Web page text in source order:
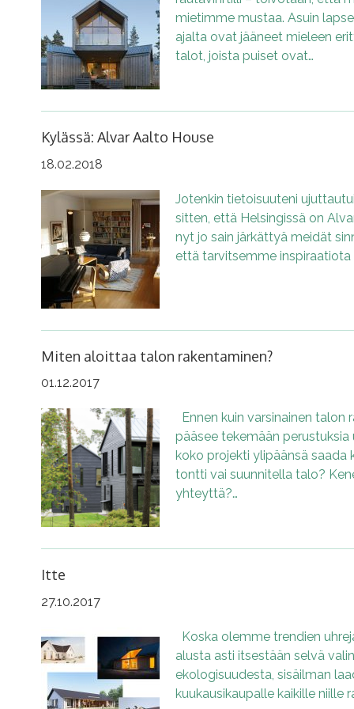
mietimme mustaa. Asuin
ajalta ovat jääneet mieleen
talot, joista puiset ovat…
Kylässä: Alvar Aalto House
18.02.2018
Jotenkin tietoisuuteni
sitten, että Helsingissä on
nyt jo sain järkättyä meidät
että tarvitsemme
Miten aloittaa talon rakentaminen?
01.12.2017
Ennen kuin varsinainen talon
pääsee tekemään
koko projekti ylipäänsä saada
tontti vai suunnitella talo?
yhteyttä?…
Itte
27.10.2017
Koska olemme trendien
alusta asti itsestään selvä
ekologisuudesta, sisäilman
kuukausikaupalle kaikille niille